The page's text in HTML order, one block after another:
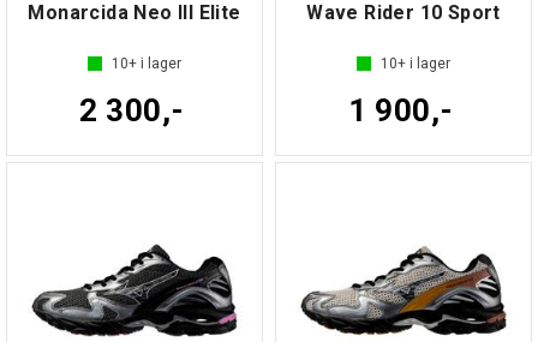
Monarcida Neo III Elite
10+ i lager
2 300,-
Wave Rider 10 Sport
10+ i lager
1 900,-